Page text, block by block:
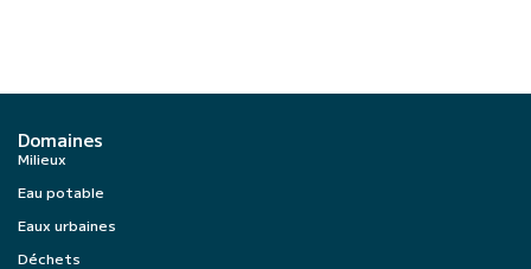
Domaines
Milieux
Eau potable
Eaux urbaines
Déchets